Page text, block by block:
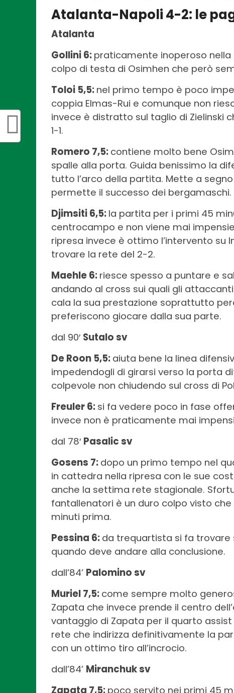
Atalanta-Napoli 4-2: le
Atalanta
Gollini 6: praticamente inoperoso
colpo di testa di Osimhen che però
Toloi 5,5: nel primo tempo è poco
coppia Elmas-Rui e comunque non
invece è distratto sul taglio di
1-1.
Romero 7,5: contiene molto bene
spalle alla porta. Guida benissimo la
tutto l’arco della partita. Mette a
permette il successo dei bergamaschi.
Djimsiti 6,5: la partita per i primi 45
centrocampo e non viene mai
ripresa invece è ottimo l’intervento su
trovare la rete del 2-2.
Maehle 6: riesce spesso a puntare e
andando al cross sui quali gli
cala la sua prestazione soprattutto
preferiscono giocare dalla sua parte.
dal 90′ Sutalo sv
De Roon 5,5: aiuta bene la linea
impedendogli di girarsi verso la porta
colpevole non chiudendo sul cross di
Freuler 6: si fa vedere poco in fase
invece non è praticamente mai
dal 78′ Pasalic sv
Gosens 7: dopo un primo tempo nel
in cattedra nella ripresa con le sue
anche la settima rete stagionale.
fantallenatori è un duro colpo visto
minuti prima.
Pessina 6: da trequartista si fa
quando deve andare alla conclusione.
dall’84’ Palomino sv
Muriel 7,5: come sempre molto
Zapata che invece prende il centro
vantaggio di Zapata per il quarto
rete che indirizza definitivamente la
con un ottimo tiro all’incrocio.
dall’84’ Miranchuk sv
Zapata 7,5: poco servito nei primi 45